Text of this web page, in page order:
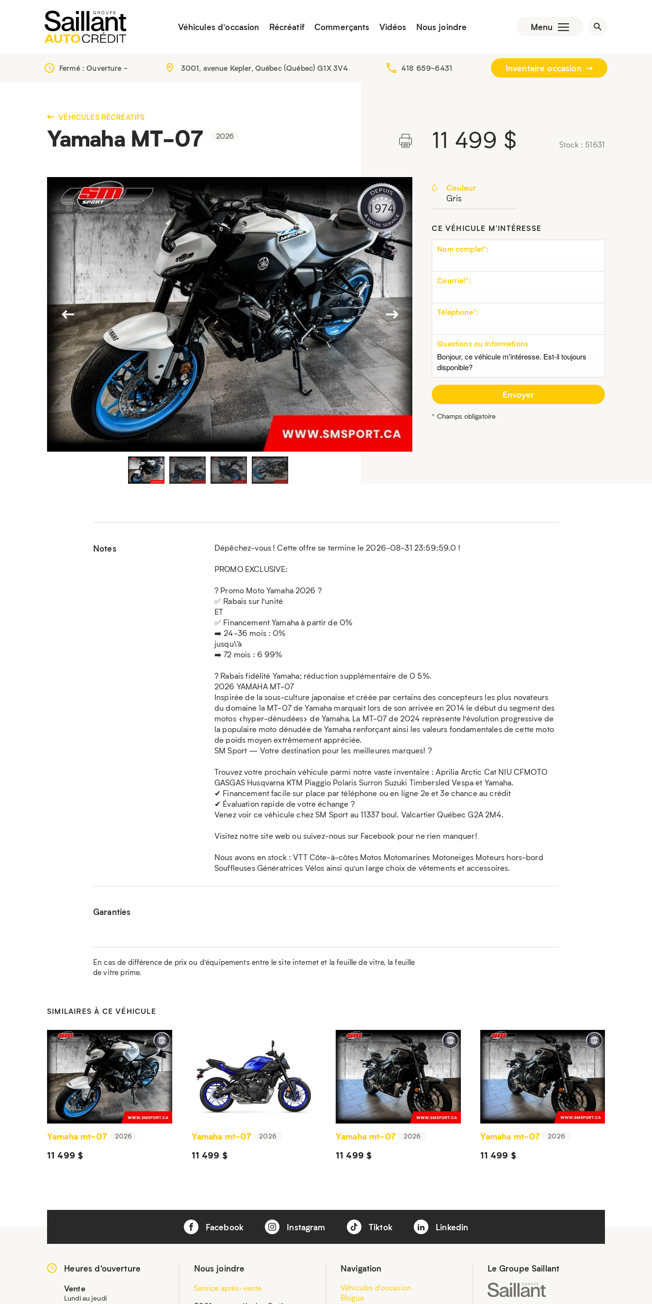
Véhicules d’occasion Récréatif Commerçants Vidéos Nous joindre Menu
Fermé : Ouverture - 3001, avenue Kepler, Québec (Québec) G1X 3V4 418 659-6431 Inventaire occasion
VÉHICULES RÉCRÉATIFS
Yamaha MT-07
2026
Stock : 51631
11 499 $
Couleur
Gris
CE VÉHICULE M’INTÉRESSE
Nom complet*:
Courriel*:
Téléphone*:
Questions ou informations
* Champs obligatoire
Notes Dépêchez-vous ! Cette offre se termine le 2026-08-31 23:59:59.0 !
PROMO EXCLUSIVE:
? Promo Moto Yamaha 2026 ?
✅ Rabais sur l’unité
ET
✅ Financement Yamaha à partir de 0%
➡️ 24-36 mois : 0%
jusqu\'à
➡️ 72 mois : 6 99%
? Rabais fidélité Yamaha; réduction supplémentaire de 0 5%.
2026 YAMAHA MT-07
Inspirée de la sous-culture japonaise et créée par certains des concepteurs les plus novateurs
du domaine la MT-07 de Yamaha marquait lors de son arrivée en 2014 le début du segment des
motos «hyper-dénudées» de Yamaha. La MT-07 de 2024 représente l’évolution progressive de
la populaire moto dénudée de Yamaha renforçant ainsi les valeurs fondamentales de cette moto
de poids moyen extrêmement appréciée.
SM Sport — Votre destination pour les meilleures marques! ?
Trouvez votre prochain véhicule parmi notre vaste inventaire : Aprilia Arctic Cat NIU CFMOTO
GASGAS Husqvarna KTM Piaggio Polaris Surron Suzuki Timbersled Vespa et Yamaha.
✔ Financement facile sur place par téléphone ou en ligne 2e et 3e chance au crédit
✔ Évaluation rapide de votre échange ?
Venez voir ce véhicule chez SM Sport au 11337 boul. Valcartier Québec G2A 2M4.
Visitez notre site web ou suivez-nous sur Facebook pour ne rien manquer!
Nous avons en stock : VTT Côte-à-côtes Motos Motomarines Motoneiges Moteurs hors-bord
Souffleuses Génératrices Vélos ainsi qu’un large choix de vêtements et accessoires.
Garanties
En cas de différence de prix ou d’équipements entre le site internet et la feuille de vitre, la feuille
de vitre prime.
SIMILAIRES À CE VÉHICULE
Yamaha mt-07 2026
11 499 $
Yamaha mt-07 2026
11 499 $
Yamaha mt-07 2026
11 499 $
Yamaha mt-07 2026
11 499 $
Facebook Instagram Tiktok Linkedin
Heures d'ouverture
Vente
Lundi au jeudi
Nous joindre
Service après-vente
Navigation
Véhicules d’occasion
Blogue
Le Groupe Saillant